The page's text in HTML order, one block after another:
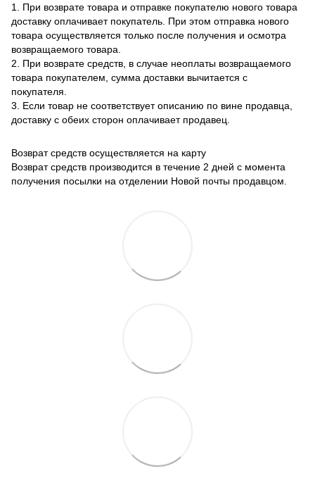
1. При возврате товара и отправке покупателю нового товара
доставку оплачивает покупатель. При этом отправка нового
товара осуществляется только после получения и осмотра
возвращаемого товара.
2. При возврате средств, в случае неоплаты возвращаемого
товара покупателем, сумма доставки вычитается с
покупателя.
3. Если товар не соответствует описанию по вине продавца,
доставку с обеих сторон оплачивает продавец.
Возврат средств осуществляется на карту
Возврат средств производится в течение 2 дней с момента
получения посылки на отделении Новой почты продавцом.